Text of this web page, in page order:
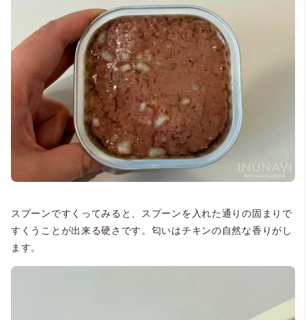
スプーンですくってみると、スプーンを入れた通りの固まりで
すくうことが出来る硬さです。匂いはチキンの自然な香りがし
ます。